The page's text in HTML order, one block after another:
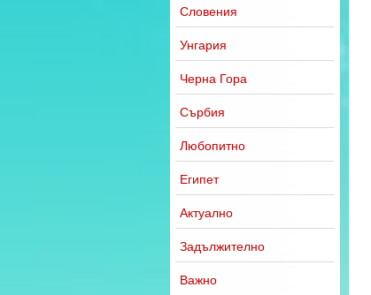
Словения
Унгария
Черна Гора
Сърбия
Любопитно
Египет
Актуално
Задължително
Важно